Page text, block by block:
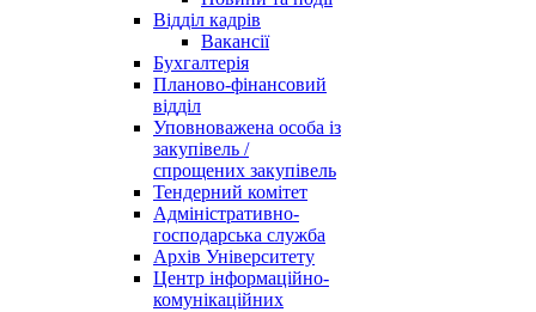
Відділ кадрів
Вакансії
Бухгалтерія
Планово-фінансовий
відділ
Уповноважена особа із
закупівель /
спрощених закупівель
Тендерний комітет
Адміністративно-
господарська служба
Архів Університету
Центр інформаційно-
комунікаційних